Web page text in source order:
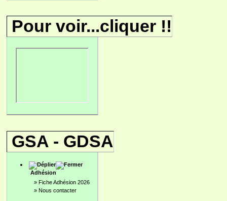
Pour voir...cliquer !!
GSA - GDSA
Adhésion
» Fiche Adhésion 2026
» Nous contacter